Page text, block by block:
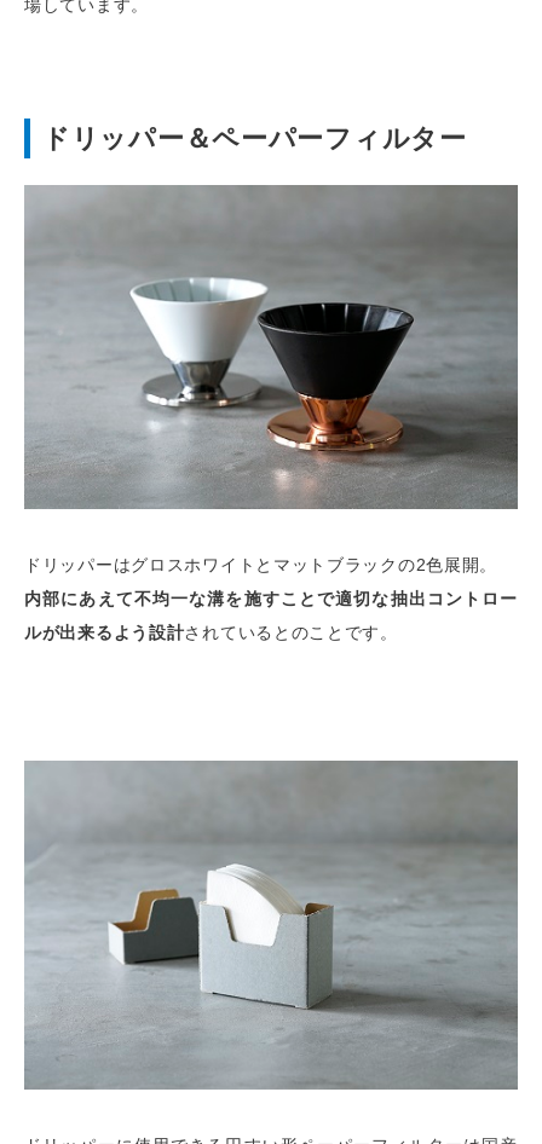
場しています。
ドリッパー＆ペーパーフィルター
ドリッパーはグロスホワイトとマットブラックの2色展開。
内部にあえて不均一な溝を施すことで適切な抽出コントロー
ルが出来るよう設計されているとのことです。